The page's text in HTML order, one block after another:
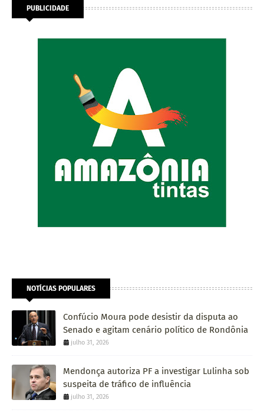
PUBLICIDADE
NOTÍCIAS POPULARES
Confúcio Moura pode desistir da disputa ao
Senado e agitam cenário político de Rondônia
julho 31, 2026
Mendonça autoriza PF a investigar Lulinha sob
suspeita de tráfico de influência
julho 31, 2026